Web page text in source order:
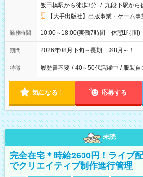
飯田橋駅から徒歩3分 / 九段下駅から
【大手出版社】出版事業・ゲーム
勤務時間 10:00～18:00(実働7時間 休憩1時間)
期間 2026年08月下旬～長期 ※8月～！
特徴 履歴書不要 / 40～50代活躍中 / 服装自
気になる！ 応募する
未読
完全在宅＊時給2600円！ライブ
でクリエイティブ制作進行管理